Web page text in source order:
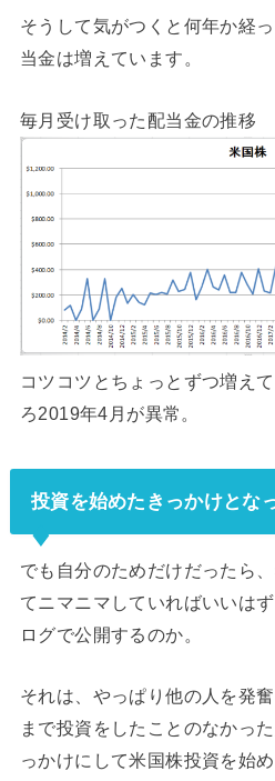
そうして気がつくと何年か経
当金は増えています。
毎月受け取った配当金の推移
コツコツとちょっとずつ増え
ろ2019年4月が異常。
投資を始めたきっかけとな
でも自分のためだけだったら
てニマニマしていればいいは
ログで公開するのか。
それは、やっぱり他の人を発
まで投資をしたことのなかっ
っかけにして米国株投資を始